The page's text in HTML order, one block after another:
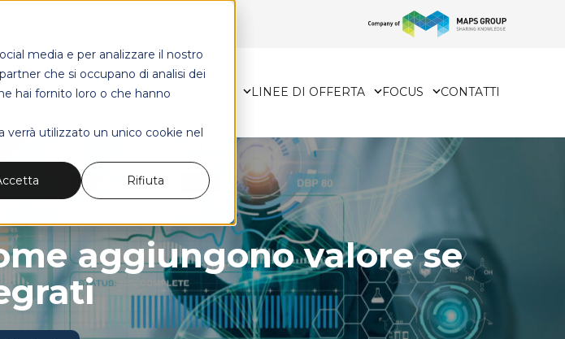
media e per analizzare il nostro
che si occupano di analisi dei
hai fornito loro o che hanno
utilizzato un unico cookie nel
Rifiuta
MAPS HEALTHCARE LINEE DI OFFERTA FOCUS CONTATTI
Governance
aggiungono valore se